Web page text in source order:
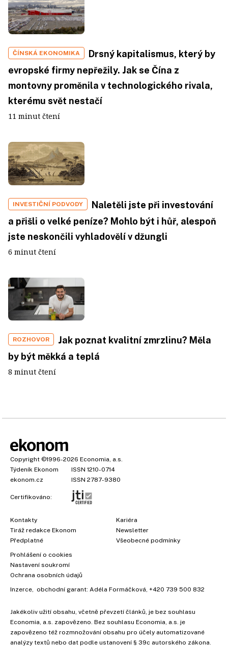
ČÍNSKÁ EKONOMIKA
Drsný kapitalismus, který by
evropské firmy nepřežily. Jak se Čína z
montovny proměnila v technologického rivala,
kterému svět nestačí
11 minut čtení
INVESTIČNÍ PODVODY
Naletěli jste při investování
a přišli o velké peníze? Mohlo být i hůř, alespoň
jste neskončili vyhladovělí v džungli
6 minut čtení
ROZHOVOR
Jak poznat kvalitní zmrzlinu? Měla
by být měkká a teplá
8 minut čtení
Copyright ©1996-2026 Economia, a.s.
Týdeník Ekonom
ISSN 1210-0714
ekonom.cz
ISSN 2787-9380
Certifikováno:
Kontakty
Tiráž redakce Ekonom
Předplatné
Kariéra
Newsletter
Všeobecné podmínky
Prohlášení o cookies
Nastavení soukromí
Ochrana osobních údajů
Inzerce, obchodní garant: Adéla Formáčková, +420 739 500 832
Jakékoliv užití obsahu, včetně převzetí článků, je bez souhlasu
Economia, a.s. zapovězeno. Bez souhlasu Economia, a.s. je
zapovězeno též rozmnožování obsahu pro účely automatizované
analýzy textů nebo dat podle ustanovení § 39c autorského zákona.
39 kč za měsíc!